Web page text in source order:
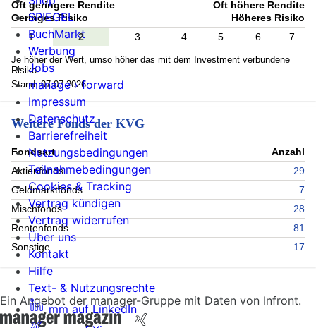
Oft geringere Rendite
Geringes Risiko
Oft höhere Rendite
Höheres Risiko
1
2 3 4 5 6 7
Je höher der Wert, umso höher das mit dem Investment verbundene
Risiko.
Stand: 07.07.2026
Weitere Fonds der KVG
Fondsart
Anzahl
Aktienfonds
29
Geldmarktfonds
7
Mischfonds
28
Rentenfonds
81
Sonstige
17
Ein Angebot der manager-Gruppe mit Daten von Infront.
SPIEGEL
BuchMarkt
Werbung
Jobs
manage › forward
Impressum
Datenschutz
Barrierefreiheit
Nutzungsbedingungen
Teilnahmebedingungen
Cookies & Tracking
Vertrag kündigen
Vertrag widerrufen
Über uns
Kontakt
Hilfe
Text- & Nutzungsrechte
mm auf LinkedIn